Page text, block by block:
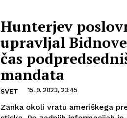
Hunterjev
upravljal
čas
mandata
SVET 15. 9. 2023, 23:45
Zanka okoli vratu ameriškega